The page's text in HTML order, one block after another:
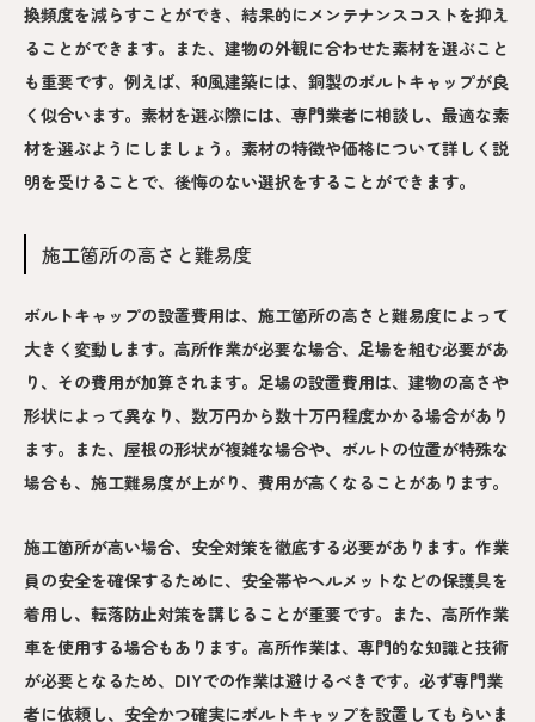
換頻度を減らすことができ、結果的にメンテナンスコストを抑え
ることができます。また、建物の外観に合わせた素材を選ぶこと
も重要です。例えば、和風建築には、銅製のボルトキャップが良
く似合います。素材を選ぶ際には、専門業者に相談し、最適な素
材を選ぶようにしましょう。素材の特徴や価格について詳しく説
明を受けることで、後悔のない選択をすることができます。
施工箇所の高さと難易度
ボルトキャップの設置費用は、施工箇所の高さと難易度によって
大きく変動します。高所作業が必要な場合、足場を組む必要があ
り、その費用が加算されます。足場の設置費用は、建物の高さや
形状によって異なり、数万円から数十万円程度かかる場合があり
ます。また、屋根の形状が複雑な場合や、ボルトの位置が特殊な
場合も、施工難易度が上がり、費用が高くなることがあります。
施工箇所が高い場合、安全対策を徹底する必要があります。作業
員の安全を確保するために、安全帯やヘルメットなどの保護具を
着用し、転落防止対策を講じることが重要です。また、高所作業
車を使用する場合もあります。高所作業は、専門的な知識と技術
が必要となるため、DIYでの作業は避けるべきです。必ず専門業
者に依頼し、安全かつ確実にボルトキャップを設置してもらいま